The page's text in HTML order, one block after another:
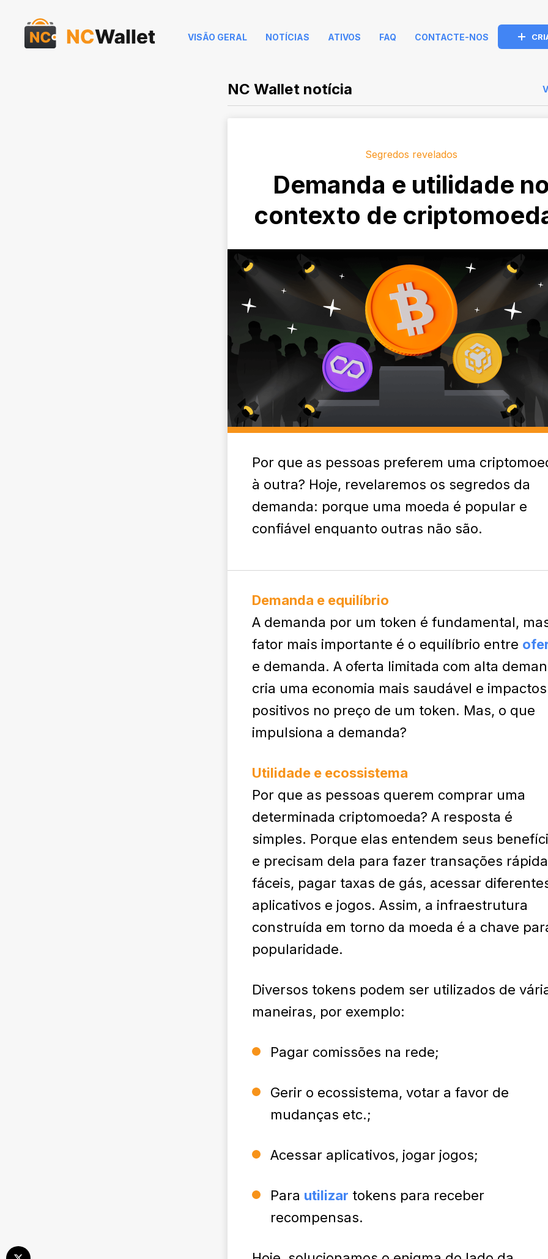
VISÃO GERAL NOTÍCIAS ATIVOS FAQ CONTACTE-NOS
NC Wallet notícia
Segredos revelados
Demanda e utilidade
contexto de
Por que as pessoas preferem uma
à outra? Hoje, revelaremos os segredos da
demanda: porque uma moeda é popular e
confiável enquanto outras não são.
Demanda e equilíbrio
A demanda por um token é fundamental,
fator mais importante é o equilíbrio entre
e demanda. A oferta limitada com alta
cria uma economia mais saudável e impactos
positivos no preço de um token. Mas, o que
impulsiona a demanda?
Utilidade e ecossistema
Por que as pessoas querem comprar uma
determinada criptomoeda? A resposta é
simples. Porque elas entendem seus
e precisam dela para fazer transações
fáceis, pagar taxas de gás, acessar
aplicativos e jogos. Assim, a infraestrutura
construída em torno da moeda é a chave
popularidade.
Diversos tokens podem ser utilizados de
maneiras, por exemplo:
Pagar comissões na rede;
Gerir o ecossistema, votar a favor de
mudanças etc.;
Acessar aplicativos, jogar jogos;
Para utilizar tokens para receber
recompensas.